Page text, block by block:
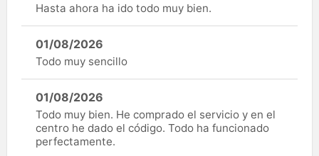
Hasta ahora ha ido todo muy bien.
01/08/2026
Todo muy sencillo
01/08/2026
Todo muy bien. He comprado el servicio y en el
centro he dado el código. Todo ha funcionado
perfectamente.